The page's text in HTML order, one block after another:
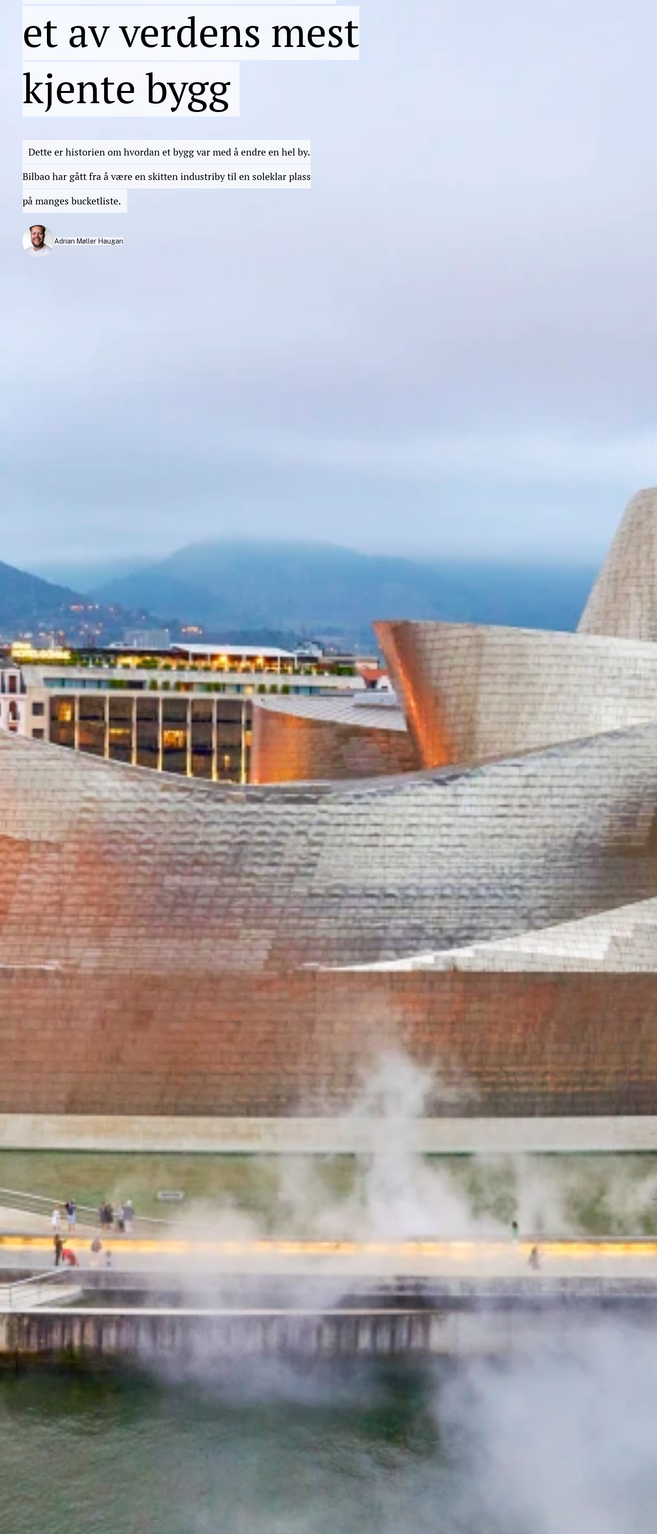
et av verdens mest
kjente bygg
Dette er historien om hvordan et bygg var med å endre en hel by.
Bilbao har gått fra å være en skitten industriby til en soleklar plass
på manges bucketliste.
Adrian Møller Haugan